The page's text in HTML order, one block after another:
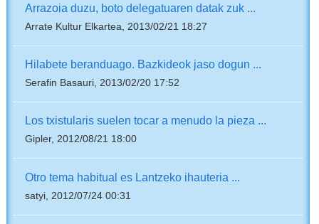
Arrazoia duzu, boto delegatuaren datak zuk ...
Arrate Kultur Elkartea, 2013/02/21 18:27
Hilabete beranduago. Bazkideok jaso dogun ...
Serafin Basauri, 2013/02/20 17:52
Los txistularis suelen tocar a menudo la pieza ...
Gipler, 2012/08/21 18:00
Otro tema habitual es Lantzeko ihauteria ...
satyi, 2012/07/24 00:31